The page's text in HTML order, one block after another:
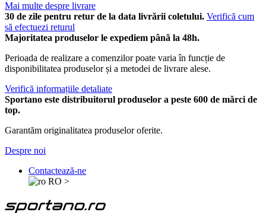
Mai multe despre livrare
30 de zile pentru retur de la data livrării coletului. Verifică cum
să efectuezi returul
Majoritatea produselor le expediem până la 48h.
Perioada de realizare a comenzilor poate varia în funcție de
disponibilitatea produselor și a metodei de livrare alese.
Verifică informațiile detaliate
Sportano este distribuitorul produselor a peste 600 de mărci de
top.
Garantăm originalitatea produselor oferite.
Despre noi
Contactează-ne
RO >